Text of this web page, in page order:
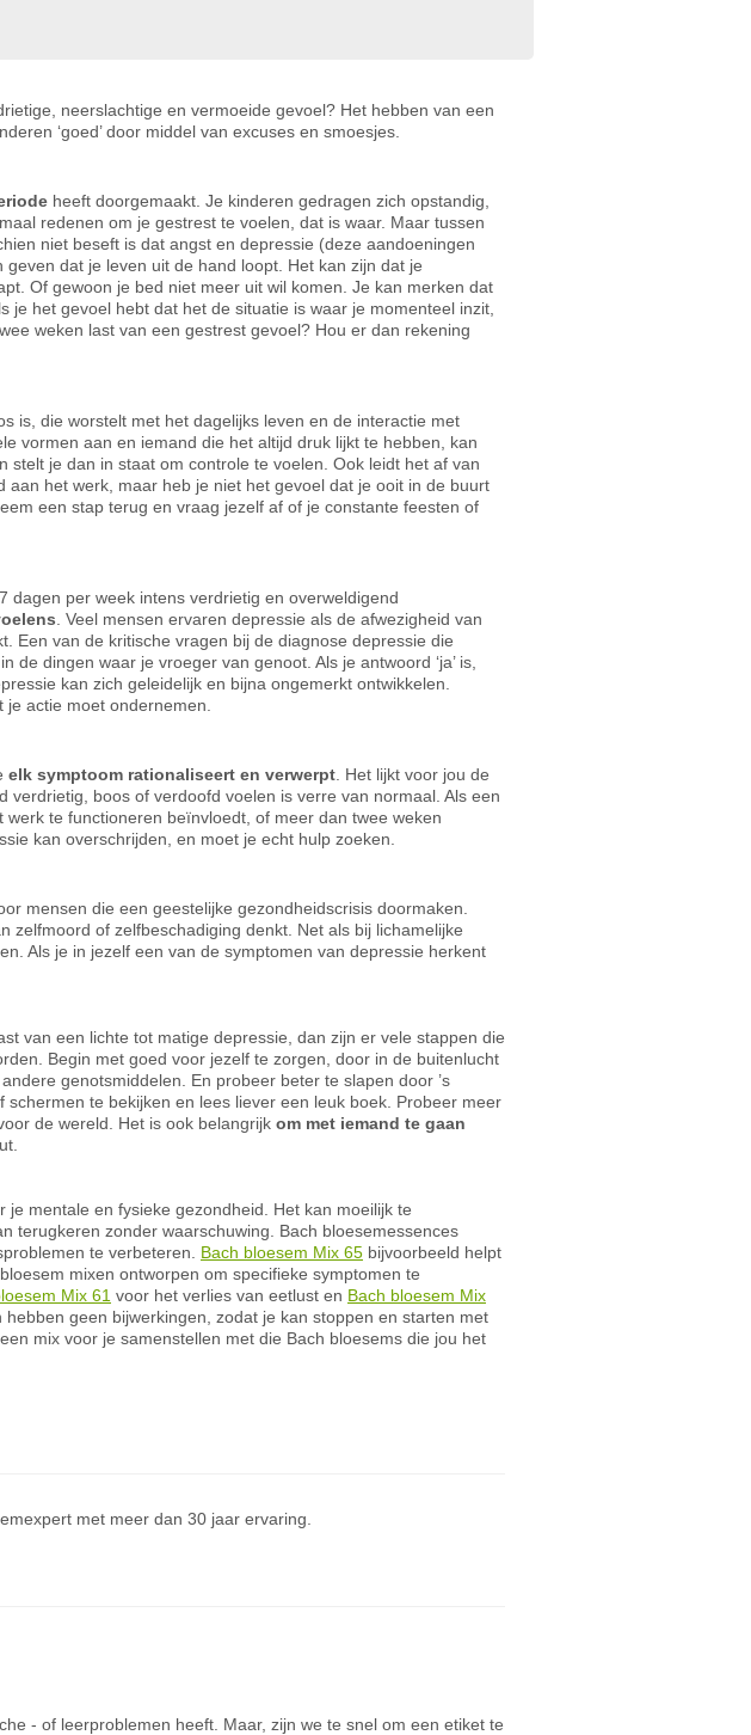
neerslachtige en vermoeide gevoel? Het hebben van een
‘goed’ door middel van excuses en smoesjes.
heeft doorgemaakt. Je kinderen gedragen zich opstandig,
redenen om je gestrest te voelen, dat is waar. Maar tussen
niet beseft is dat angst en depressie (deze aandoeningen
dat je leven uit de hand loopt. Het kan zijn dat je
Of gewoon je bed niet meer uit wil komen. Je kan merken dat
het gevoel hebt dat het de situatie is waar je momenteel inzit,
weken last van een gestrest gevoel? Hou er dan rekening
is, die worstelt met het dagelijks leven en de interactie met
vormen aan en iemand die het altijd druk lijkt te hebben, kan
je dan in staat om controle te voelen. Ook leidt het af van
aan het werk, maar heb je niet het gevoel dat je ooit in de buurt
een stap terug en vraag jezelf af of je constante feesten of
dagen per week intens verdrietig en overweldigend
. Veel mensen ervaren depressie als de afwezigheid van
Een van de kritische vragen bij de diagnose depressie die
dingen waar je vroeger van genoot. Als je antwoord ‘ja’ is,
kan zich geleidelijk en bijna ongemerkt ontwikkelen.
je actie moet ondernemen.
elk symptoom rationaliseert en verwerpt . Het lijkt voor jou de
boos of verdoofd voelen is verre van normaal. Als een
te functioneren beïnvloedt, of meer dan twee weken
kan overschrijden, en moet je echt hulp zoeken.
mensen die een geestelijke gezondheidscrisis doormaken.
of zelfbeschadiging denkt. Net als bij lichamelijke
Als je in jezelf een van de symptomen van depressie herkent
van een lichte tot matige depressie, dan zijn er vele stappen die
Begin met goed voor jezelf te zorgen, door in de buitenlucht
genotsmiddelen. En probeer beter te slapen door ’s
te bekijken en lees liever een leuk boek. Probeer meer
de wereld. Het is ook belangrijk om met iemand te gaan
mentale en fysieke gezondheid. Het kan moeilijk te
terugkeren zonder waarschuwing. Bach bloesemessences
te verbeteren. Bach bloesem Mix 65 bijvoorbeeld helpt
mixen ontworpen om specifieke symptomen te
Mix 61 voor het verlies van eetlust en Bach bloesem Mix
geen bijwerkingen, zodat je kan stoppen en starten met
mix voor je samenstellen met die Bach bloesems die jou het
met meer dan 30 jaar ervaring.
- of leerproblemen heeft. Maar, zijn we te snel om een etiket te